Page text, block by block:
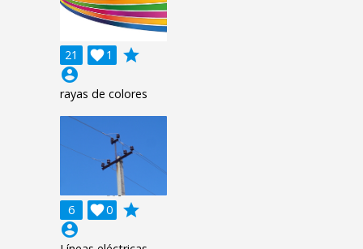
21 1

grade
account_circle
rayas de colores
6 0

grade
account_circle